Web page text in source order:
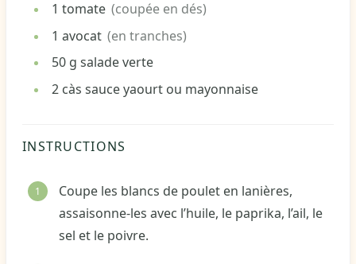
1 tomate (coupée en dés)
1 avocat (en tranches)
50 g salade verte
2 càs sauce yaourt ou mayonnaise
INSTRUCTIONS
Coupe les blancs de poulet en lanières,
assaisonne-les avec l’huile, le paprika, l’ail, le
sel et le poivre.